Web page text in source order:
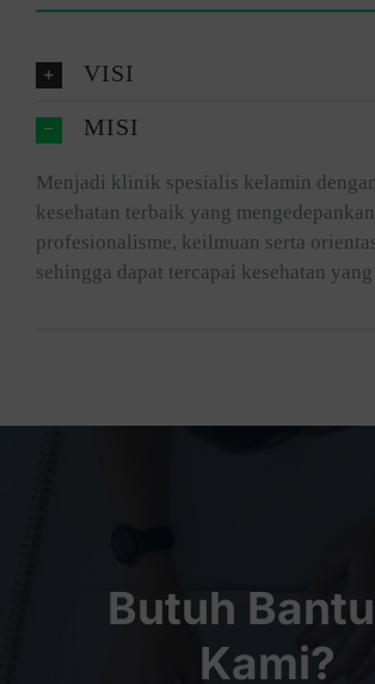
VISI
MISI
Menjadi klinik spesialis kelamin
kesehatan terbaik yang mengedepankan
profesionalisme, keilmuan serta
sehingga dapat tercapai kesehatan
Butuh
Kami?